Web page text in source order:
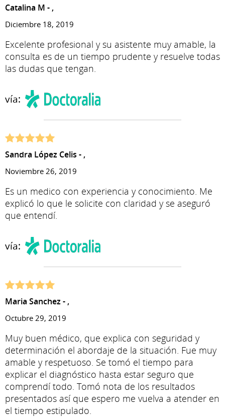
Catalina M - ,
Diciembre 18, 2019
Excelente profesional y su asistente muy amable, la
consulta es de un tiempo prudente y resuelve todas
las dudas que tengan.
vía:
Sandra López Celis - ,
Noviembre 26, 2019
Es un medico con experiencia y conocimiento. Me
explicó lo que le solicite con claridad y se aseguró
que entendí.
vía:
Maria Sanchez - ,
Octubre 29, 2019
Muy buen médico, que explica con seguridad y
determinación el abordaje de la situación. Fue muy
amable y respetuoso. Se tomó el tiempo para
explicar el diagnóstico hasta estar seguro que
comprendí todo. Tomó nota de los resultados
presentados así que espero me vuelva a atender en
el tiempo estipulado.